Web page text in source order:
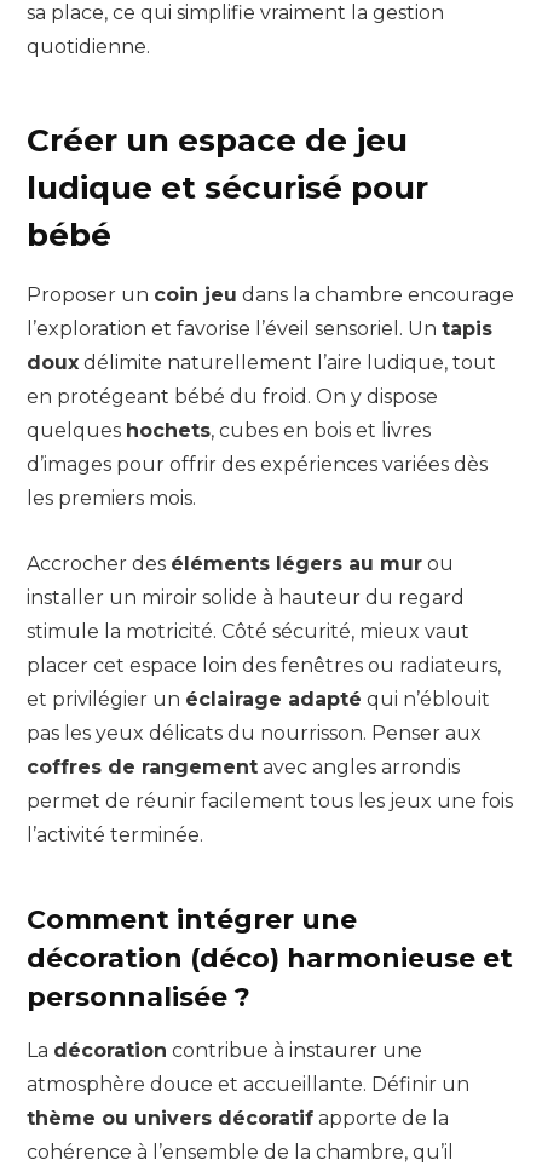
sa place, ce qui simplifie vraiment la gestion
quotidienne.
Créer un espace de jeu
ludique et sécurisé pour
bébé
Proposer un coin jeu dans la chambre encourage
l’exploration et favorise l’éveil sensoriel. Un tapis
doux délimite naturellement l’aire ludique, tout
en protégeant bébé du froid. On y dispose
quelques hochets, cubes en bois et livres
d’images pour offrir des expériences variées dès
les premiers mois.
Accrocher des éléments légers au mur ou
installer un miroir solide à hauteur du regard
stimule la motricité. Côté sécurité, mieux vaut
placer cet espace loin des fenêtres ou radiateurs,
et privilégier un éclairage adapté qui n’éblouit
pas les yeux délicats du nourrisson. Penser aux
coffres de rangement avec angles arrondis
permet de réunir facilement tous les jeux une fois
l’activité terminée.
Comment intégrer une
décoration (déco) harmonieuse et
personnalisée ?
La décoration contribue à instaurer une
atmosphère douce et accueillante. Définir un
thème ou univers décoratif apporte de la
cohérence à l’ensemble de la chambre, qu’il